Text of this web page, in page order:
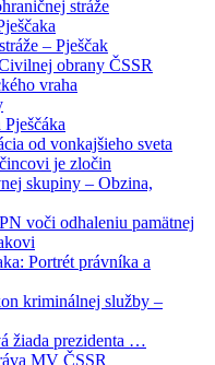
stráže
– Pješčak
obrany ČSSR
vraha
od vonkajšieho sveta
je zločin
skupiny – Obzina,
voči odhaleniu pamätnej
Portrét právníka a
kriminálnej služby –
žiada prezidenta …
MV ČSSR